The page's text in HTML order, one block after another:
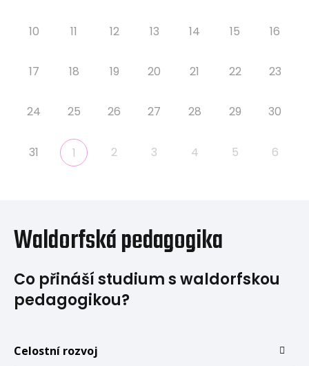
10 11 12 13 14 15 16
17 18 19 20 21 22 23
24 25 26 27 28 29 30
31 1 2 3 4 5 6
Waldorfská pedagogika
Co přináší studium s waldorfskou
pedagogikou?
Celostní rozvoj